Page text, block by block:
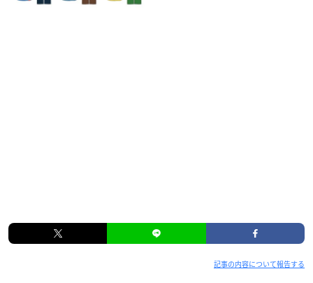
記事の内容について報告する